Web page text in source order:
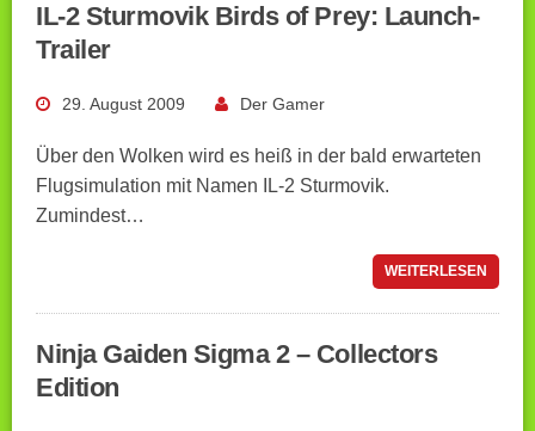
IL-2 Sturmovik Birds of Prey: Launch-
Trailer
29. August 2009 Der Gamer
Über den Wolken wird es heiß in der bald erwarteten
Flugsimulation mit Namen IL-2 Sturmovik.
Zumindest…
WEITERLESEN
Ninja Gaiden Sigma 2 – Collectors
Edition